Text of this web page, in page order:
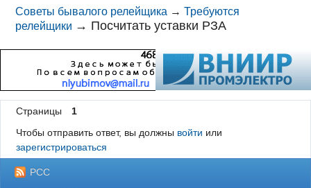
Советы бывалого релейщика →Требуются
релейщики → Посчитать уставки РЗА
Страницы
1
Чтобы отправить ответ, вы должны войти или
зарегистрироваться
РСС